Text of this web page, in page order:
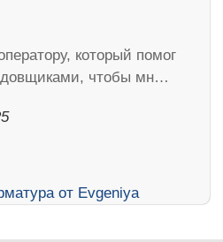
который помог
чтобы мн…